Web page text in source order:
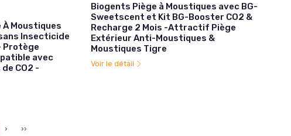
À Moustiques
Insecticide
Protège
avec
CO2 -
Biogents Piège à Moustiques avec BG-
Sweetscent et Kit BG-Booster CO2 &
Recharge 2 Mois -Attractif Piège
Extérieur Anti-Moustiques &
Moustiques Tigre
Voir le détail
› ››